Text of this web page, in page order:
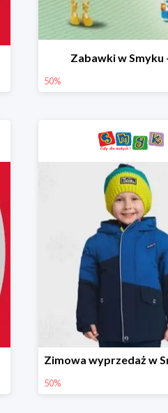
Zabawki w Smyku
50%
50%